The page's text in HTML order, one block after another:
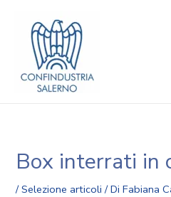
contenuto
Box interrati in
/Selezione articoli / DiFabiana
articoli